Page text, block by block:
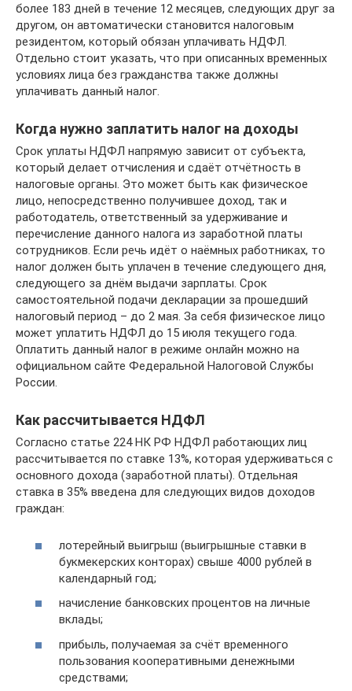
более 183 дней в течение 12 месяцев, следующих друг за
другом, он автоматически становится налоговым
резидентом, который обязан уплачивать НДФЛ.
Отдельно стоит указать, что при описанных временных
условиях лица без гражданства также должны
уплачивать данный налог.
Когда нужно заплатить налог на доходы
Срок уплаты НДФЛ напрямую зависит от субъекта,
который делает отчисления и сдаёт отчётность в
налоговые органы. Это может быть как физическое
лицо, непосредственно получившее доход, так и
работодатель, ответственный за удерживание и
перечисление данного налога из заработной платы
сотрудников. Если речь идёт о наёмных работниках, то
налог должен быть уплачен в течение следующего дня,
следующего за днём выдачи зарплаты. Срок
самостоятельной подачи декларации за прошедший
налоговый период – до 2 мая. За себя физическое лицо
может уплатить НДФЛ до 15 июля текущего года.
Оплатить данный налог в режиме онлайн можно на
официальном сайте Федеральной Налоговой Службы
России.
Как рассчитывается НДФЛ
Согласно статье 224 НК РФ НДФЛ работающих лиц
рассчитывается по ставке 13%, которая удерживаться с
основного дохода (заработной платы). Отдельная
ставка в 35% введена для следующих видов доходов
граждан:
лотерейный выигрыш (выигрышные ставки в
букмекерских конторах) свыше 4000 рублей в
календарный год;
начисление банковских процентов на личные
вклады;
прибыль, получаемая за счёт временного
пользования кооперативными денежными
средствами;